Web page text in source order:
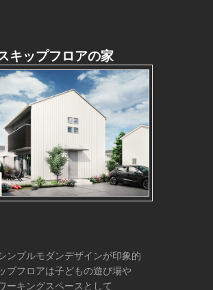
キップフロアの家
ンプルモダンデザインが印象的
プフロアは子どもの遊び場や
ーキングスペースとして